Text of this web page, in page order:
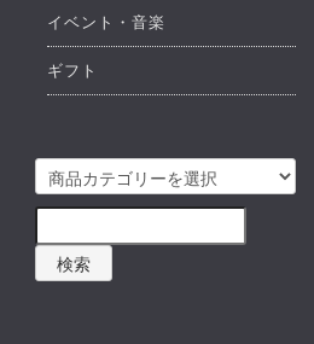
イベント・音楽
ギフト
検索